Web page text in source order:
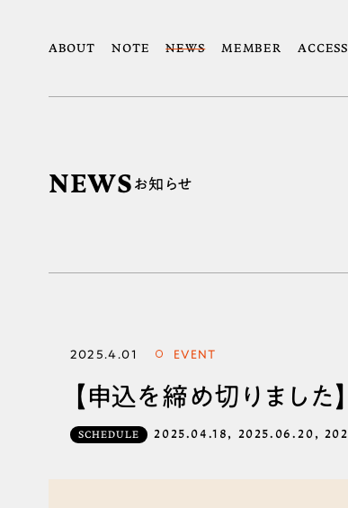
ABOUT NOTE NEWS MEMBER ACCESS
NEWS お知らせ
2025.4.01 EVENT
【申込を締め切りまし
SCHEDULE 2025.04.18, 2025.06.20,